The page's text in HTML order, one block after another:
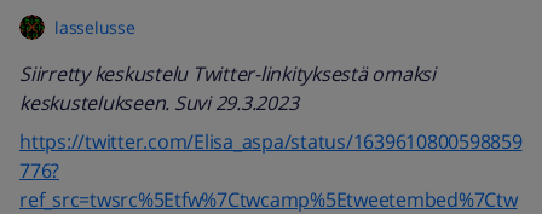
lasselusse
Siirretty keskustelu Twitter-linkityksestä omaksi
keskustelukseen. Suvi 29.3.2023
https://twitter.com/Elisa_aspa/status/1639610800598859
776?
ref_src=twsrc%5Etfw%7Ctwcamp%5Etweetembed%7Ctw